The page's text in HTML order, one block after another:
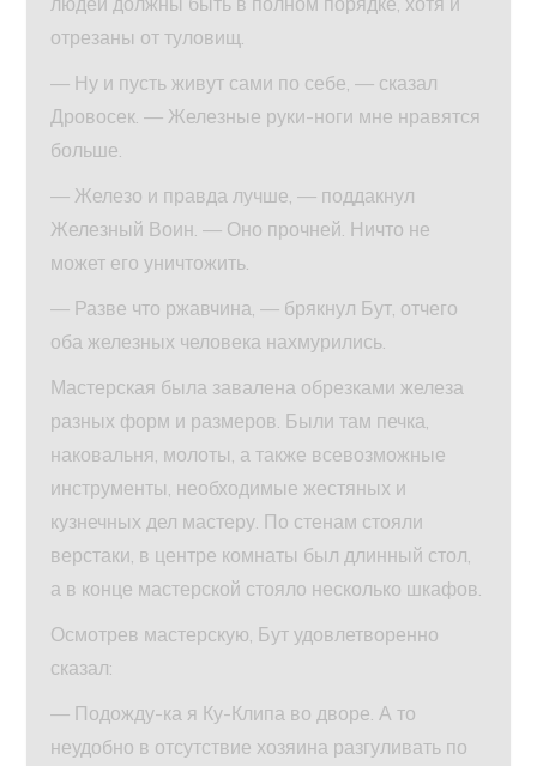
отрезаны от туловищ.
— Ну и пусть живут сами по себе, — сказал
Дровосек. — Железные руки-ноги мне нравятся
больше.
— Железо и правда лучше, — поддакнул
Железный Воин. — Оно прочней. Ничто не
может его уничтожить.
— Разве что ржавчина, — брякнул Бут, отчего
оба железных человека нахмурились.
Мастерская была завалена обрезками железа
разных форм и размеров. Были там печка,
наковальня, молоты, а также всевозможные
инструменты, необходимые жестяных и
кузнечных дел мастеру. По стенам стояли
верстаки, в центре комнаты был длинный стол,
а в конце мастерской стояло несколько шкафов.
Осмотрев мастерскую, Бут удовлетворенно
сказал:
— Подожду-ка я Ку-Клипа во дворе. А то
неудобно в отсутствие хозяина разгуливать по